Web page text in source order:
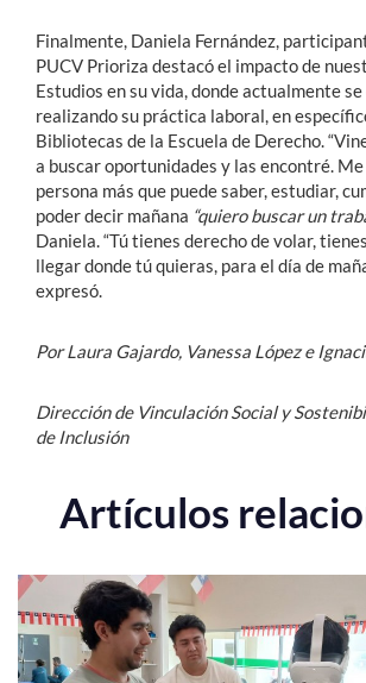
Finalmente, Daniela Fernández,
PUCV Prioriza destacó el impacto de
Estudios en su vida, donde actualmente
realizando su práctica laboral, en
Bibliotecas de la Escuela de Derecho.
a buscar oportunidades y las encontré.
persona más que puede saber, estudiar,
poder decir mañana “quiero buscar un
Daniela. “Tú tienes derecho de volar,
llegar donde tú quieras, para el día de
expresó.
Por Laura Gajardo, Vanessa López e
Dirección de Vinculación Social y
de Inclusión
Artículos